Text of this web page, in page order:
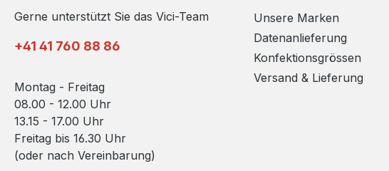
Gerne unterstützt Sie das Vici-Team
+41 41 760 88 86
Montag - Freitag
08.00 - 12.00 Uhr
13.15 - 17.00 Uhr
Freitag bis 16.30 Uhr
(oder nach Vereinbarung)
Unsere Marken
Datenanlieferung
Konfektionsgrössen
Versand & Lieferung